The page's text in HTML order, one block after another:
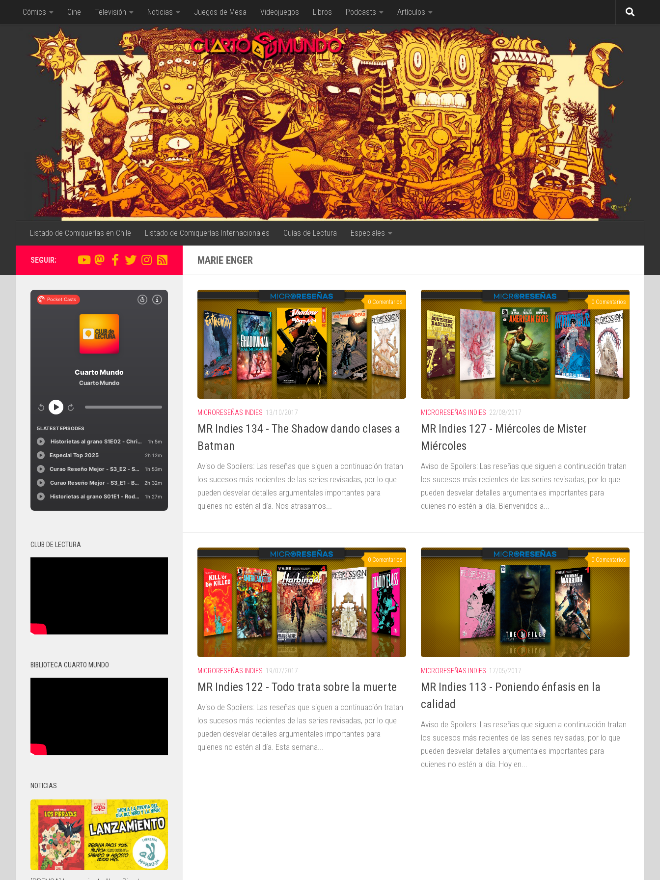
Saltar al contenido
Cómics Cine Televisión Noticias Juegos de Mesa Videojuegos Libros Podcasts Artículos
Listado de Comiquerías en Chile Listado de Comiquerías Internacionales Guías de Lectura Especiales
MARIE ENGER
0 Comentarios
MICRORESEÑAS INDIES 13/10/2017
MR Indies 134 - The Shadow dando clases a
Batman
Aviso de Spoilers: Las reseñas que siguen a continuación tratan
los sucesos más recientes de las series revisadas, por lo que
pueden desvelar detalles argumentales importantes para
quienes no estén al día. Nos atrasamos...
0 Comentarios
MICRORESEÑAS INDIES 22/08/2017
MR Indies 127 - Miércoles de Mister
Miércoles
Aviso de Spoilers: Las reseñas que siguen a continuación tratan
los sucesos más recientes de las series revisadas, por lo que
pueden desvelar detalles argumentales importantes para
quienes no estén al día. Bienvenidos a...
0 Comentarios
MICRORESEÑAS INDIES 19/07/2017
MR Indies 122 - Todo trata sobre la muerte
Aviso de Spoilers: Las reseñas que siguen a continuación tratan
los sucesos más recientes de las series revisadas, por lo que
pueden desvelar detalles argumentales importantes para
quienes no estén al día. Esta semana...
0 Comentarios
MICRORESEÑAS INDIES 17/05/2017
MR Indies 113 - Poniendo énfasis en la
calidad
Aviso de Spoilers: Las reseñas que siguen a continuación tratan
los sucesos más recientes de las series revisadas, por lo que
pueden desvelar detalles argumentales importantes para
quienes no estén al día. Hoy en...
SEGUIR:
CLUB DE LECTURA
BIBLIOTECA CUARTO MUNDO
NOTICIAS